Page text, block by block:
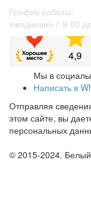
График работы:
ежедневно с 9-00
Мы в
Написать в
Отправляя
этом сайте, вы
персональных
© 2015-2024.